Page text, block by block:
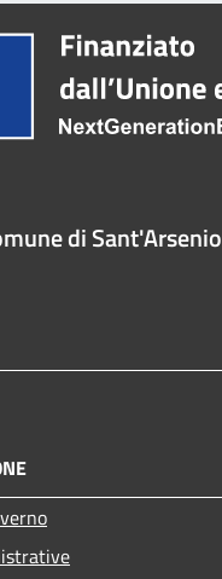
di Sant'Arsenio